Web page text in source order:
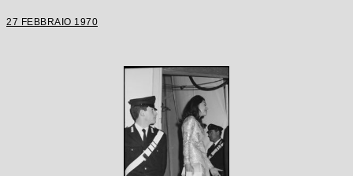
27 FEBBRAIO 1970